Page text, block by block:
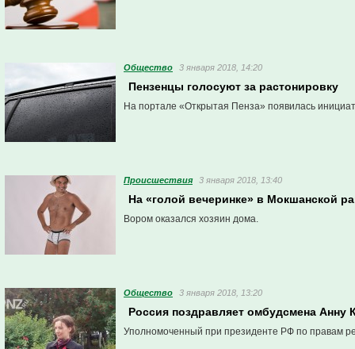
Общество 3 января 2018, 14:20
Пензенцы голосуют за растонировку
На портале «Открытая Пенза» появилась
Проиcшествия 3 января 2018, 13:40
На «голой вечеринке» в Мокшанской
Вором оказался хозяин дома.
Общество 3 января 2018, 13:20
Россия поздравляет омбудсмена Анну
Уполномоченный при президенте РФ по правам